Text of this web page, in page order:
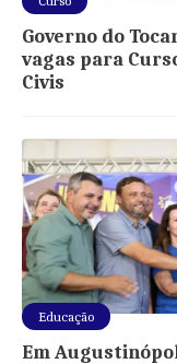
Governo do
vagas para
Civis
Educação
Em